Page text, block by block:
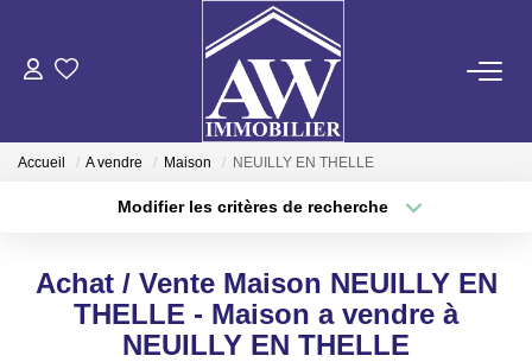
ACHETER
GESTION LOCATIVE
Accueil A vendre Maison NEUILLY EN THELLE
Modifier les critères de recherche
Sélectionnez...
Type de bien
Achat / Vente Maison NEUILLY EN
THELLE - Maison a vendre à
NEUILLY EN THELLE